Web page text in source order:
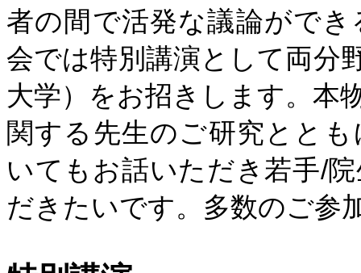
者の間で活発な議論がで
会では特別講演として両分
大学）をお招きします。本
関する先生のご研究とと
いてもお話いただき若手/
だきたいです。多数のご参